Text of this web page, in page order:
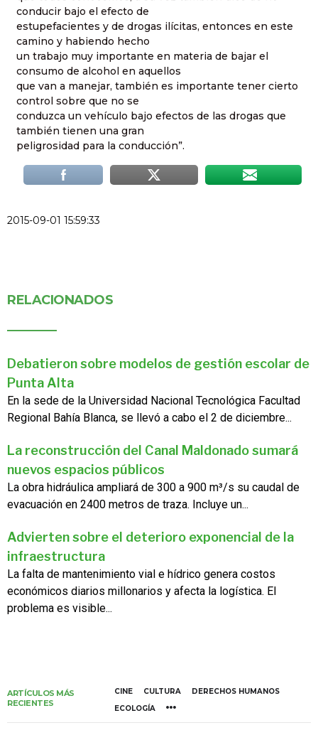
conducir bajo el efecto de
estupefacientes y de drogas ilícitas, entonces en este
camino y habiendo hecho
un trabajo muy importante en materia de bajar el
consumo de alcohol en aquellos
que van a manejar, también es importante tener cierto
control sobre que no se
conduzca un vehículo bajo efectos de las drogas que
también tienen una gran
peligrosidad para la conducción”.
2015-09-01 15:59:33
RELACIONADOS
Debatieron sobre modelos de gestión escolar de
Punta Alta
En la sede de la Universidad Nacional Tecnológica Facultad
Regional Bahía Blanca, se llevó a cabo el 2 de diciembre...
La reconstrucción del Canal Maldonado sumará
nuevos espacios públicos
La obra hidráulica ampliará de 300 a 900 m³/s su caudal de
evacuación en 2400 metros de traza. Incluye un...
Advierten sobre el deterioro exponencial de la
infraestructura
La falta de mantenimiento vial e hídrico genera costos
económicos diarios millonarios y afecta la logística. El
problema es visible...
ARTÍCULOS MÁS
RECIENTES
CINE CULTURA
DERECHOS HUMANOS
ECOLOGÍA